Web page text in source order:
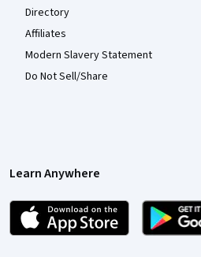
Directory
Affiliates
Modern Slavery Statement
Do Not Sell/Share
Learn Anywhere